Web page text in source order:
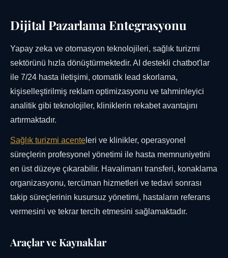
Dijital Pazarlama Entegrasyonu
Yapay zeka ve otomasyon teknolojileri, sağlık turizmi
sektörünü hızla dönüştürmektedir. AI destekli chatbot'lar
ile 7/24 hasta iletişimi, otomatik lead skorlama,
kişiselleştirilmiş reklam optimizasyonu ve tahminleyici
analitik gibi teknolojiler, kliniklerin rekabet avantajını
artırmaktadır.
Sağlık turizmi acente leri ve klinikler, operasyonel
süreçlerin profesyonel yönetimi ile hasta memnuniyetini
en üst düzeye çıkarabilir. Havalimanı transferi, konaklama
organizasyonu, tercüman hizmetleri ve tedavi sonrası
takip süreçlerinin kusursuz yönetimi, hastaların referans
vermesini ve tekrar tercih etmesini sağlamaktadır.
Araçlar ve Kaynaklar